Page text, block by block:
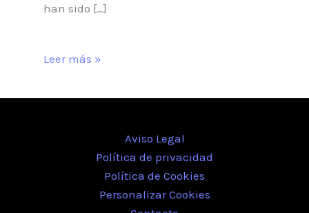
han sido […]
Leer más »
Aviso Legal
Política de privacidad
Política de Cookies
Personalizar Cookies